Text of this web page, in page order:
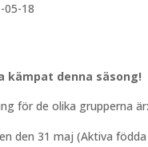
05-18
kämpat denna säsong!
för de olika grupperna är:
den 31 maj (Aktiva